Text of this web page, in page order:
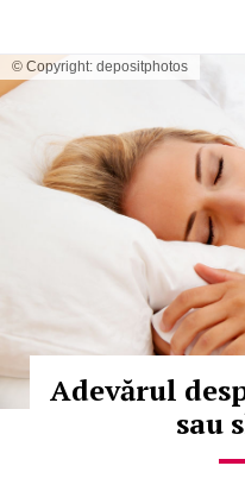
© Copyright: depositphotos
Adevărul
sau